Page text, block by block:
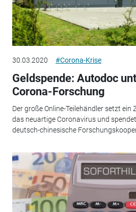
30.03.2020 #Corona-Krise
Geldspende: Autodoc
Corona-Forschung
Der große Online-Teilehändler setzt ein
das neuartige Coronavirus und
deutsch-chinesische